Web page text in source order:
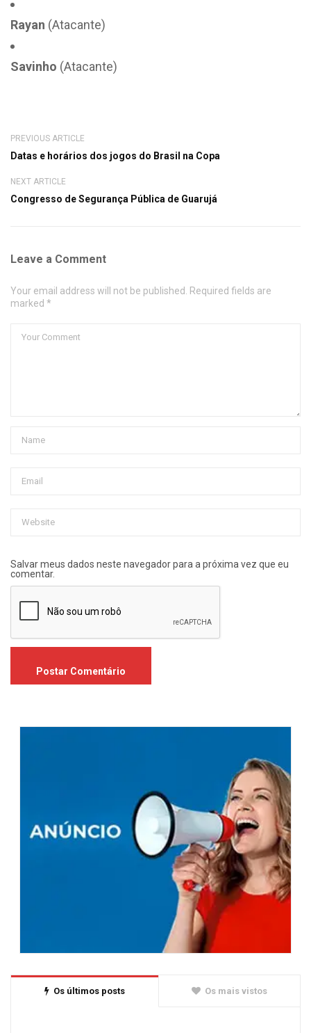
Rayan (Atacante)
Savinho (Atacante)
PREVIOUS ARTICLE
Datas e horários dos jogos do Brasil na Copa
NEXT ARTICLE
Congresso de Segurança Pública de Guarujá
Leave a Comment
Your email address will not be published. Required fields are
marked *
Salvar meus dados neste navegador para a próxima vez que eu
comentar.
Os últimos posts Os mais vistos